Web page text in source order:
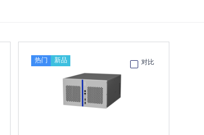
热门 新品 对比